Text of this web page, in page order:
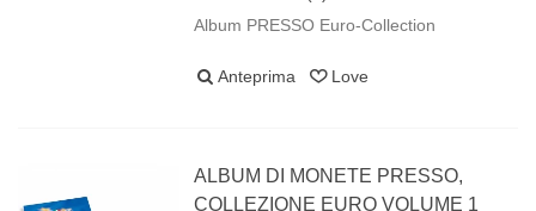
Album PRESSO Euro-Collection
Anteprima Love
ALBUM DI MONETE PRESSO,
COLLEZIONE EURO VOLUME 1